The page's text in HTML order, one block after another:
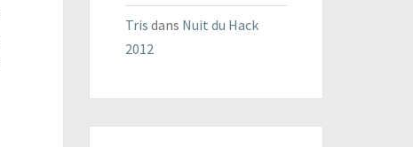
Tris dans Nuit du Hack
2012